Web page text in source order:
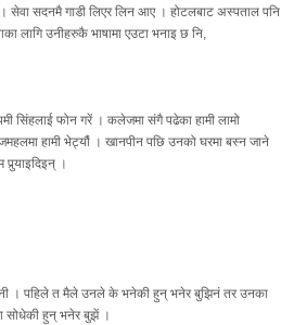
। सेवा सदनमै गाडी लिएर लिन आए । होटलबाट अस्पताल पनि
लागि उनीहरुकै भाषामा एउटा भनाइ छ नि,
सिंहलाई फोन गरें । कलेजमा संगै पढेका हामी लामो
हामी भेट्यौं । खानपीन पछि उनको घरमा बस्न जाने
।
उनी । पहिले त मैले उनले के भनेकी हुन् भनेर बुझिनं तर उनका
सोधेकी हुन् भनेर बुझें ।